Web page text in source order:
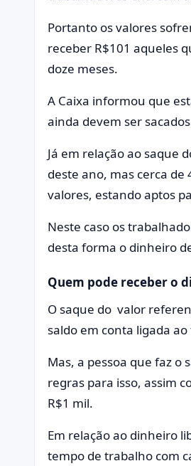
Portanto os valores
receber R$101 aqueles
doze meses.
A Caixa informou que
ainda devem ser
Já em relação ao saque
deste ano, mas cerca
valores, estando aptos
Neste caso os
desta forma o dinheiro
Quem pode receber o
O saque do valor
saldo em conta ligada
Mas, a pessoa que faz
regras para isso, assim
R$1 mil.
Em relação ao dinheiro
tempo de trabalho com